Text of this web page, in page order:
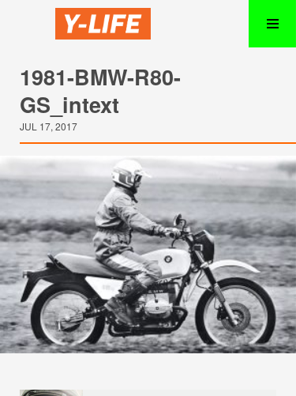
1981-BMW-R80-
GS_intext
JUL 17, 2017